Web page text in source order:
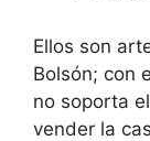
Ellos son
Bolsón; con
no soporta
vender la